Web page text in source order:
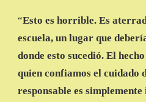
“Esto es horrible. Es
escuela, un lugar que
donde esto sucedió. El
quien confiamos el cuidado
responsable es simplemente